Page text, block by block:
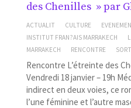
des Chenilles » par
ACTUALIT CULTURE
INSTITUT FRAN?AIS MARRAKECH
MARRAKECH
RENCONTRE
Rencontre L’étreinte des
Vendredi 18 janvier – 19h
indirect en deux voies, ce
l’une féminine et l’autre